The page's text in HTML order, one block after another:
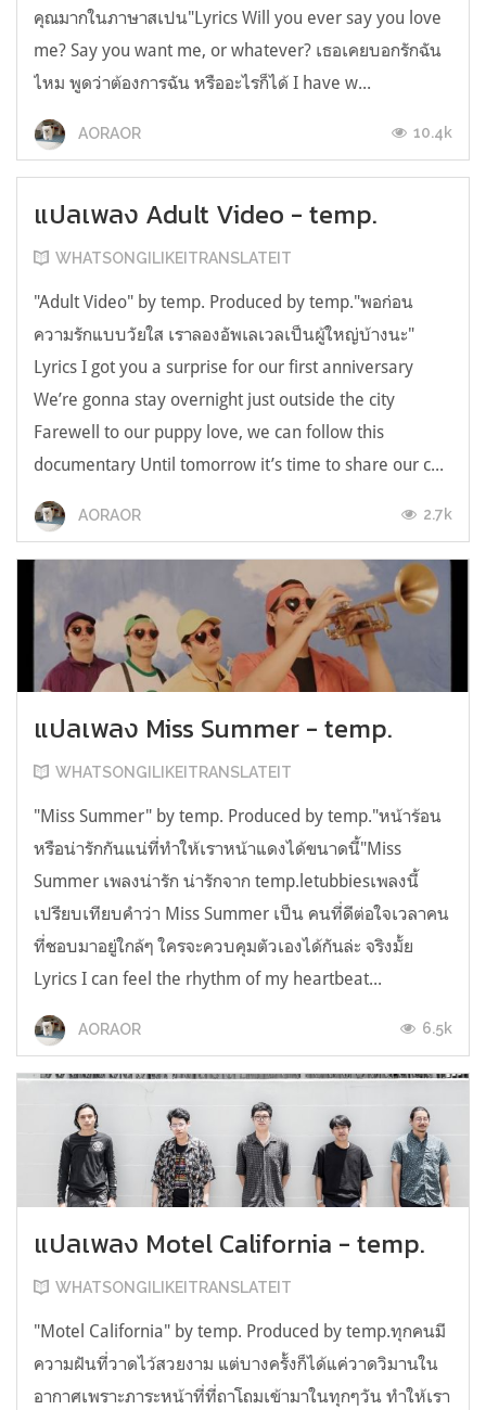
คุณมากในภาษาสเปน"Lyrics Will you ever say you love
me? Say you want me, or whatever? เธอเคยบอกรักฉัน
ไหม พูดว่าต้องการฉัน หรืออะไรก็ได้ I have w...
AORAOR 10.4k
แปลเพลง Adult Video - temp.
WHATSONGILIKEITRANSLATEIT
"Adult Video" by temp. Produced by temp."พอก่อน
ความรักแบบวัยใส เราลองอัพเลเวลเป็นผู้ใหญ่บ้างนะ"
Lyrics I got you a surprise for our first anniversary
We’re gonna stay overnight just outside the city
Farewell to our puppy love, we can follow this
documentary Until tomorrow it’s time to share our c...
AORAOR 2.7k
แปลเพลง Miss Summer - temp.
WHATSONGILIKEITRANSLATEIT
"Miss Summer" by temp. Produced by temp."หน้าร้อน
หรือน่ารักกันแน่ที่ทำให้เราหน้าแดงได้ขนาดนี้"Miss
Summer เพลงน่ารัก น่ารักจาก temp.letubbiesเพลงนี้
เปรียบเทียบคำว่า Miss Summer เป็น คนที่ดีต่อใจเวลาคน
ที่ชอบมาอยู่ใกล้ๆ ใครจะควบคุมตัวเองได้กันล่ะ จริงมั้ย
Lyrics I can feel the rhythm of my heartbeat...
AORAOR 6.5k
แปลเพลง Motel California - temp.
WHATSONGILIKEITRANSLATEIT
"Motel California" by temp. Produced by temp.ทุกคนมี
ความฝันที่วาดไว้สวยงาม แต่บางครั้งก็ได้แค่วาดวิมานใน
อากาศเพราะภาระหน้าที่ที่ถาโถมเข้ามาในทุกๆวัน ทำให้เรา